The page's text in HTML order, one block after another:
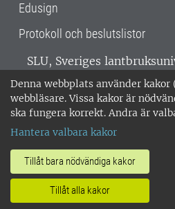
Denna webbplats använder
webbläsare. Vissa kakor är
ska fungera korrekt. Andra är
Hantera valbara kakor
Tillåt bara nödvändiga kakor
Tillåt alla kakor
Edusign
Protokoll och beslutslistor
SLU, Sveriges
verksamhet över hela
Alnarp, Uppsala och
miljöcertifierat enligt ISO
018-67 10 00 • Org nr:
Om SLU:s webbplatser
•Hantera kakor•
personuppgifter